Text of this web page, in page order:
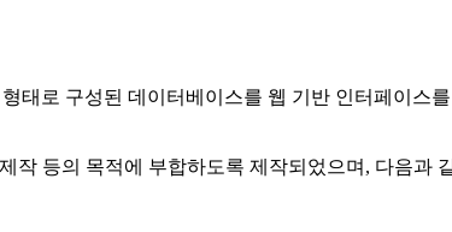
태로 구성된 데이터베이스를 웹 기반 인터페이스
등의 목적에 부합하도록 제작되었으며, 다음과